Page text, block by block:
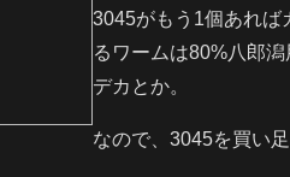
3045がもう1個あれば
るワームは80%八郎
デカとか。
なので、3045を買い